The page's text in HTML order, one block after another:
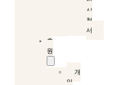
신
청
서
후
원
개
인